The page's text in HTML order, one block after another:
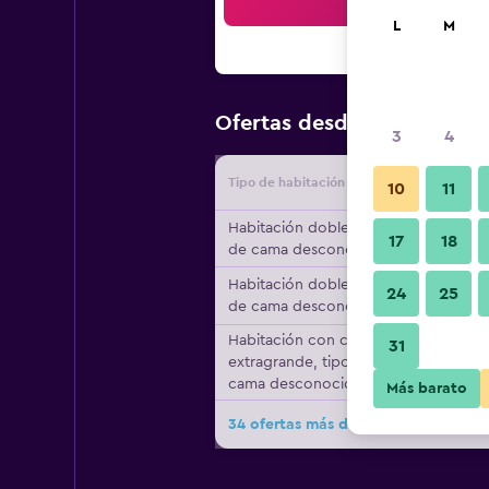
Ofertas desde Oferta
Tipo de habitación
Habitación doble, tipo
de cama desconocido
Habitación doble, tipo
de cama desconocido
Habitación con cama
extragrande, tipo de
cama desconocido
34 ofertas más de Grand Hyatt
L M
3 4
10 11
17 18
24 25
31
Más barato